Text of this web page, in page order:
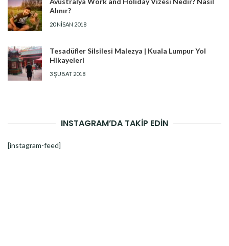
Alınır?
20 NISAN 2018
Tesadüfler Silsilesi Malezya | Kuala Lumpur Yol
Hikayeleri
3 ŞUBAT 2018
INSTAGRAM’DA TAKİP EDİN
[instagram-feed]